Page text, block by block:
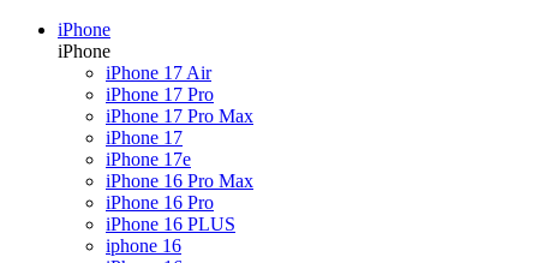
iPhone
iPhone
iPhone 17 Air
iPhone 17 Pro
iPhone 17 Pro Max
iPhone 17
iPhone 17e
iPhone 16 Pro Max
iPhone 16 Pro
iPhone 16 PLUS
iphone 16